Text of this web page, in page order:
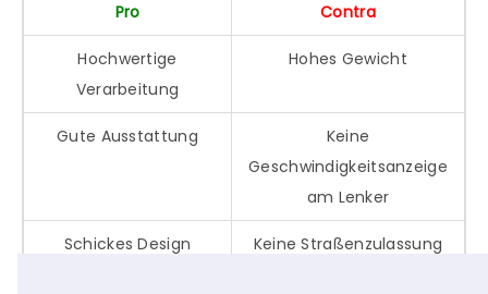
Pro Contra
Hochwertige
Verarbeitung
Hohes Gewicht
Gute Ausstattung
Keine
Geschwindigkeitsanzeige
am Lenker
Schickes Design Keine Straßenzulassung